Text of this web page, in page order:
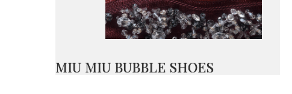
MIU MIU BUBBLE SHOES